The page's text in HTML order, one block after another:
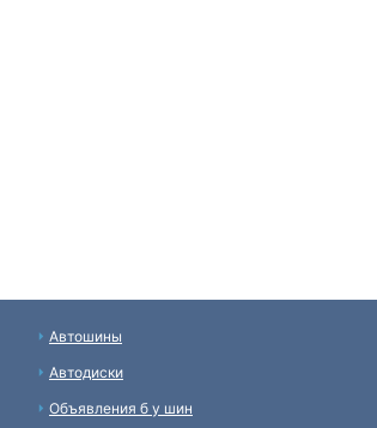
Автошины
Автодиски
Объявления б у шин